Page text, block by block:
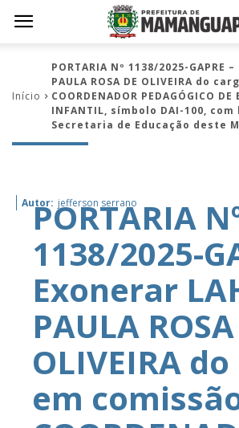
Início
PORTARIA Nº 1138/2025-GAPRE
PAULA ROSA DE OLIVEIRA do
COORDENADOR PEDAGÓGICO DE
INFANTIL, símbolo DAI-100,
Secretaria de Educação deste
Autor: jefferson serrano
PORTARIA
1138/2025-
Exonerar
PAULA
OLIVEIRA
em